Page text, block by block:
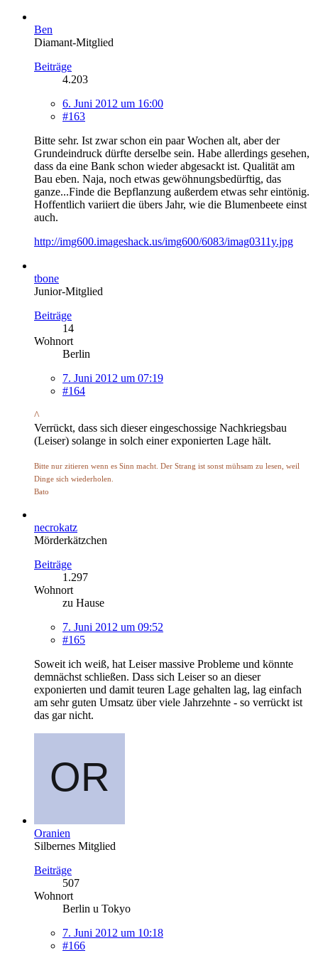
Ben
Diamant-Mitglied
Beiträge
4.203
6. Juni 2012 um 16:00
#163
Bitte sehr. Ist zwar schon ein paar Wochen alt, aber der
Grundeindruck dürfte derselbe sein. Habe allerdings gesehen,
dass da eine Bank schon wieder abgesackt ist. Qualität am
Bau eben. Naja, noch etwas gewöhnungsbedürftig, das
ganze...Finde die Bepflanzung außerdem etwas sehr eintönig.
Hoffentlich variiert die übers Jahr, wie die Blumenbeete einst
auch.
http://img600.imageshack.us/img600/6083/imag0311y.jpg
tbone
Junior-Mitglied
Beiträge
14
Wohnort
Berlin
7. Juni 2012 um 07:19
#164
^
Verrückt, dass sich dieser eingeschossige Nachkriegsbau
(Leiser) solange in solch einer exponierten Lage hält.
Bitte nur zitieren wenn es Sinn macht. Der Strang ist sonst mühsam zu lesen, weil
Dinge sich wiederholen.
Bato
necrokatz
Mörderkätzchen
Beiträge
1.297
Wohnort
zu Hause
7. Juni 2012 um 09:52
#165
Soweit ich weiß, hat Leiser massive Probleme und könnte
demnächst schließen. Dass sich Leiser so an dieser
exponierten und damit teuren Lage gehalten lag, lag einfach
am sehr guten Umsatz über viele Jahrzehnte - so verrückt ist
das gar nicht.
Oranien
Silbernes Mitglied
Beiträge
507
Wohnort
Berlin u Tokyo
7. Juni 2012 um 10:18
#166